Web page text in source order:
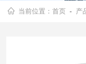
当前位置：首页 - 产